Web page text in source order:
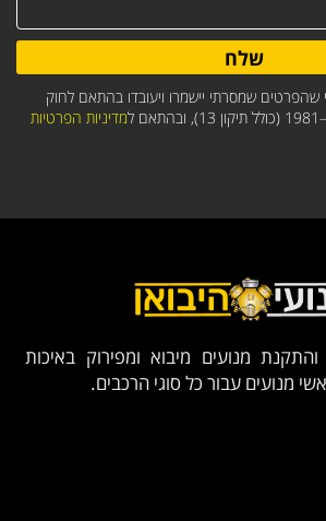
שהפרטים שמסרתי יישמרו ויעובדו בהתאם לחוק
ל
מדיניות הפרטיות
שלח
מנועים מיבוא ומפירוק באיכות
מנועים עבור כל סוגי הרכבים.